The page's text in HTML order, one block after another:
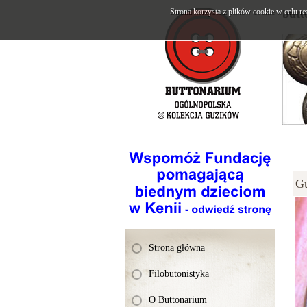
Strona główna
Filobutonistyka
O Buttonarium
Strona korzysta z plików cookie w celu